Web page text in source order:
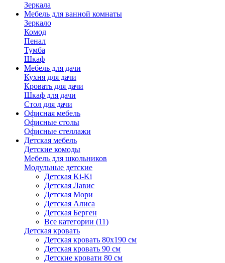
Зеркала
Мебель для ванной комнаты
Зеркало
Комод
Пенал
Тумба
Шкаф
Мебель для дачи
Кухня для дачи
Кровать для дачи
Шкаф для дачи
Стол для дачи
Офисная мебель
Офисные столы
Офисные стеллажи
Детская мебель
Детские комоды
Мебель для школьников
Модульные детские
Детская Ki-Ki
Детская Лавис
Детская Мори
Детская Алиса
Детская Берген
Все категории (11)
Детская кровать
Детская кровать 80х190 см
Детская кровать 90 см
Детские кровати 80 см